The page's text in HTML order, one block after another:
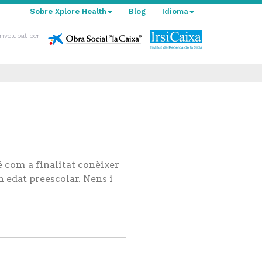
Idioma
Sobre Xplore Health Blog
per
com a finalitat conèixer
preescolar. Nens i